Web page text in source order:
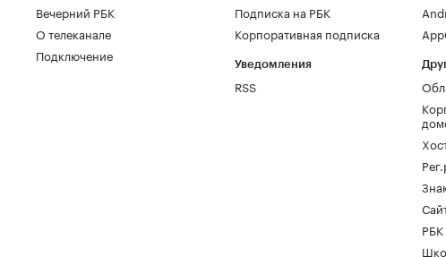
Вечерний РБК
О телеканале
Подключение
Подписка на РБК
Корпоративная подписка
Уведомления
RSS